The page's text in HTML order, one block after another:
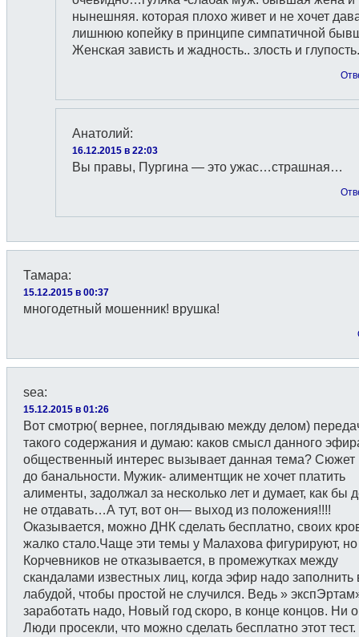
нынешняя. которая плохо живет и не хочет
лишнюю копейку в принципе симпатичной
Женская зависть и жадность.. злость и глупость.
Анатолий:
16.12.2015 в 22:03
Вы правы, Пургина — это ужас…страшная…
Тамара:
15.12.2015 в 00:37
многодетный мошенник! врушка!
sea:
15.12.2015 в 01:26
Вот смотрю( вернее, поглядываю между делом)
такого содержания и думаю: каков смысл данного
общественный интерес вызывает данная тема? Сюжет
до банальности. Мужик- алиментщик не хочет платить
алименты, задолжал за несколько лет и думает, как бы
не отдавать…А тут, вот он— выход из положения!!!!
Оказывается, можно ДНК сделать бесплатно, своих
жалко стало.Чаще эти темы у Малахова фигурируют, но
Корчевников не отказывается, в промежутках между
скандалами известных лиц, когда эфир надо заполнить
лабудой, чтобы простой не случился. Ведь »
заработать надо, Новый год скоро, в конце концов. Ни
Люди просекли, что можно сделать бесплатно этот